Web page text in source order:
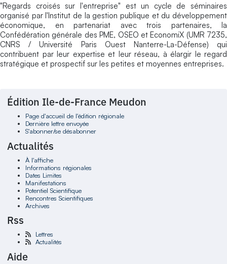
"Regards croisés sur l'entreprise" est un cycle de séminaires
organisé par l'Institut de la gestion publique et du développement
économique, en partenariat avec trois partenaires, la
Confédération générale des PME, OSEO et EconomiX (UMR 7235,
CNRS / Université Paris Ouest Nanterre-La-Défense) qui
contribuent par leur expertise et leur réseau, à élargir le regard
stratégique et prospectif sur les petites et moyennes entreprises.
Édition Ile-de-France Meudon
Page d'accueil de l'édition régionale
Dernière lettre envoyée
S'abonner/se désabonner
Actualités
À l'affiche
Informations régionales
Dates Limites
Manifestations
Potentiel Scientifique
Rencontres Scientifiques
Archives
Rss
Lettres
Actualités
Aide